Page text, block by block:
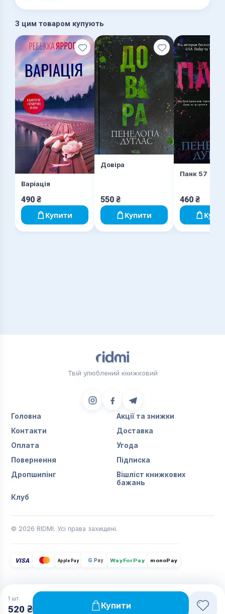
Їй казали, що хороших чоловіків не існує. А якщо й
зустрінеш такого - то він, ймовірно, недоступний.
Так і сталося, адже їй лише дев'ятнадцять, а
Пайку - тридцять вісім.
А ще - він батько її хлопця.
Вони не мали закохатися. Не мали навіть думати
одне про одного. Але заборона - це лише слово,
коли бажання стає сильнішим за розум.
З цим товаром купують
Варіація
490 ₴
Купити
Довіра
550 ₴
Купити
Панк 57
460 ₴
1 шт.
520 ₴ Купити
Твій улюблений книжковий
Головна
Акції та знижки
Контакти
Доставка
Оплата
Угода
Повернення
Підписка
Дропшипінг
Вішліст книжкових
бажань
Клуб
© 2026 RIDMI. Усі права захищені.
VISA Apple Pay G Pay WayForPay monoPay